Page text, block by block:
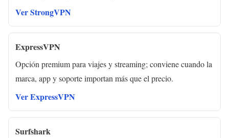
Ver StrongVPN
ExpressVPN
Opción premium para viajes y streaming; conviene cuando la
marca, app y soporte importan más que el precio.
Ver ExpressVPN
Surfshark